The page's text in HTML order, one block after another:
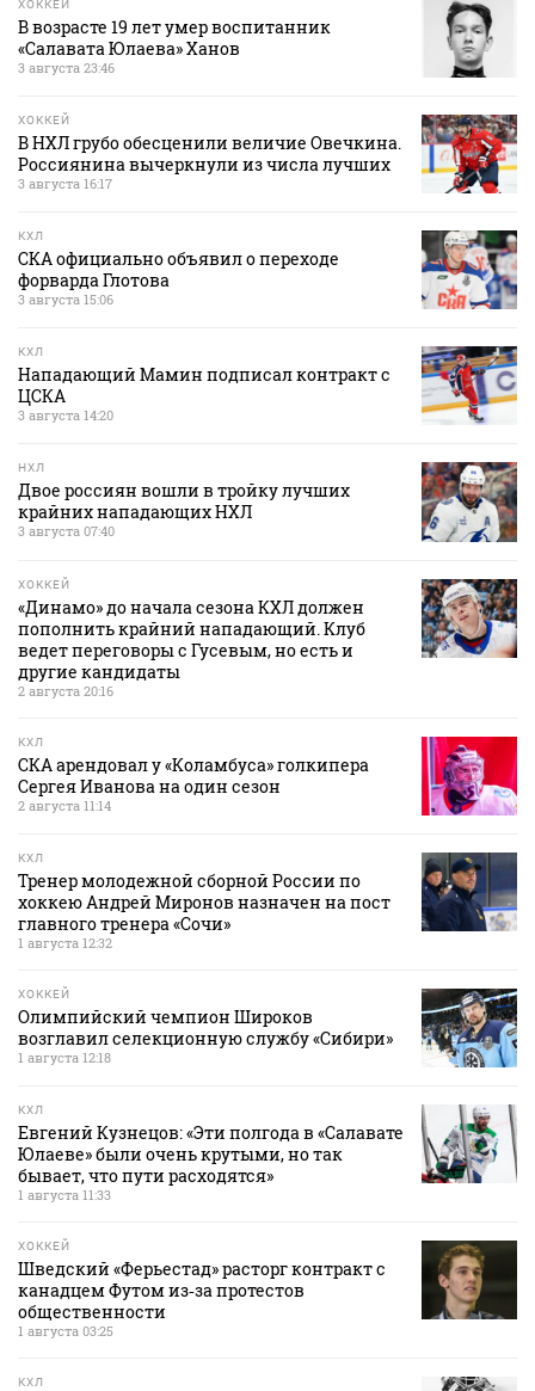
ХОККЕЙ
В возрасте 19 лет умер воспитанник
«Салавата Юлаева» Ханов
3 августа 23:46
ХОККЕЙ
В НХЛ грубо обесценили величие Овечкина.
Россиянина вычеркнули из числа лучших
3 августа 16:17
КХЛ
СКА официально объявил о переходе
форварда Глотова
3 августа 15:06
КХЛ
Нападающий Мамин подписал контракт с
ЦСКА
3 августа 14:20
НХЛ
Двое россиян вошли в тройку лучших
крайних нападающих НХЛ
3 августа 07:40
ХОККЕЙ
«Динамо» до начала сезона КХЛ должен
пополнить крайний нападающий. Клуб
ведет переговоры с Гусевым, но есть и
другие кандидаты
2 августа 20:16
КХЛ
СКА арендовал у «Коламбуса» голкипера
Сергея Иванова на один сезон
2 августа 11:14
КХЛ
Тренер молодежной сборной России по
хоккею Андрей Миронов назначен на пост
главного тренера «Сочи»
1 августа 12:32
ХОККЕЙ
Олимпийский чемпион Широков
возглавил селекционную службу «Сибири»
1 августа 12:18
КХЛ
Евгений Кузнецов: «Эти полгода в «Салавате
Юлаеве» были очень крутыми, но так
бывает, что пути расходятся»
1 августа 11:33
ХОККЕЙ
Шведский «Ферьестад» расторг контракт с
канадцем Футом из‑за протестов
общественности
1 августа 03:25
КХЛ